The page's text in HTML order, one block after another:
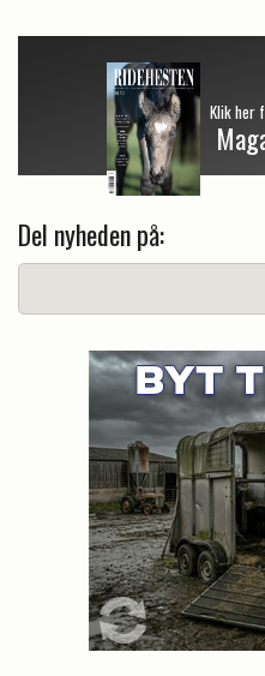
Klik her
Del nyheden på: